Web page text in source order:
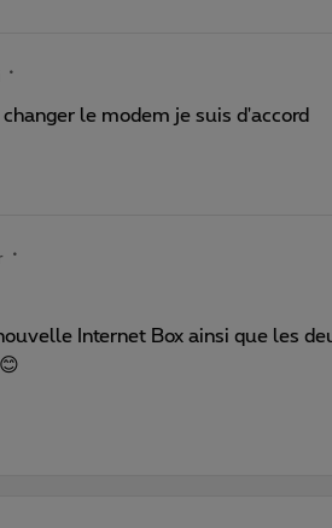
le modem je suis d'accord
Internet Box ainsi que les